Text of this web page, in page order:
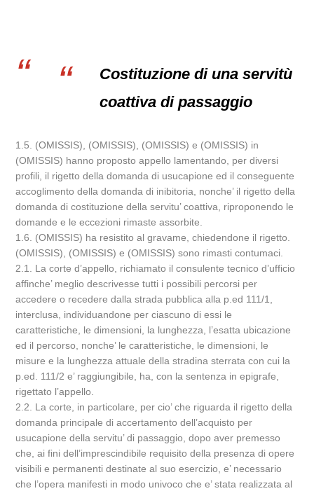
Costituzione di una servitù
coattiva di passaggio
1.5. (OMISSIS), (OMISSIS), (OMISSIS) e (OMISSIS) in
(OMISSIS) hanno proposto appello lamentando, per diversi
profili, il rigetto della domanda di usucapione ed il conseguente
accoglimento della domanda di inibitoria, nonche’ il rigetto della
domanda di costituzione della servitu’ coattiva, riproponendo le
domande e le eccezioni rimaste assorbite.
1.6. (OMISSIS) ha resistito al gravame, chiedendone il rigetto.
(OMISSIS), (OMISSIS) e (OMISSIS) sono rimasti contumaci.
2.1. La corte d’appello, richiamato il consulente tecnico d’ufficio
affinche’ meglio descrivesse tutti i possibili percorsi per
accedere o recedere dalla strada pubblica alla p.ed 111/1,
interclusa, individuandone per ciascuno di essi le
caratteristiche, le dimensioni, la lunghezza, l’esatta ubicazione
ed il percorso, nonche’ le caratteristiche, le dimensioni, le
misure e la lunghezza attuale della stradina sterrata con cui la
p.ed. 111/2 e’ raggiungibile, ha, con la sentenza in epigrafe,
rigettato l’appello.
2.2. La corte, in particolare, per cio’ che riguarda il rigetto della
domanda principale di accertamento dell’acquisto per
usucapione della servitu’ di passaggio, dopo aver premesso
che, ai fini dell’imprescindibile requisito della presenza di opere
visibili e permanenti destinate al suo esercizio, e’ necessario
che l’opera manifesti in modo univoco che e’ stata realizzata al